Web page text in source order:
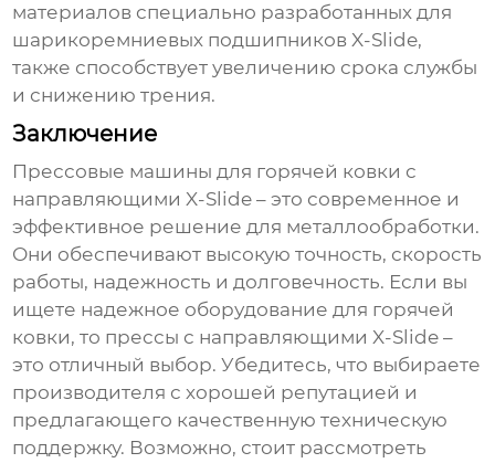
материалов специально разработанных для
шарикоремниевых подшипников X-Slide,
также способствует увеличению срока службы
и снижению трения.
Заключение
Прессовые машины для горячей ковки с
направляющими X-Slide – это современное и
эффективное решение для металлообработки.
Они обеспечивают высокую точность, скорость
работы, надежность и долговечность. Если вы
ищете надежное оборудование для горячей
ковки, то прессы с направляющими X-Slide –
это отличный выбор. Убедитесь, что выбираете
производителя с хорошей репутацией и
предлагающего качественную техническую
поддержку. Возможно, стоит рассмотреть